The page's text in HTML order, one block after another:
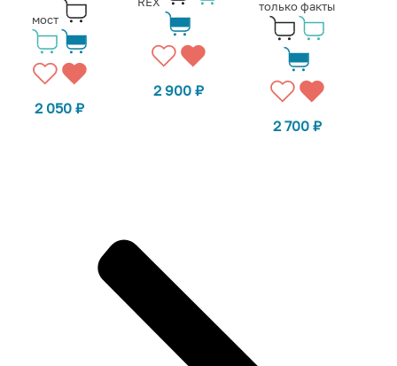
мост
2 050₽
2 900 ₽
только факты
2 700 ₽